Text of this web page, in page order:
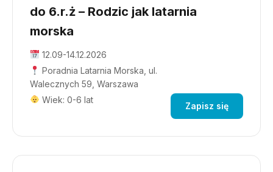
do 6.r.ż – Rodzic jak latarnia
morska
12.09-14.12.2026
Poradnia Latarnia Morska, ul.
Walecznych 59, Warszawa
Wiek: 0-6 lat
Zapisz się